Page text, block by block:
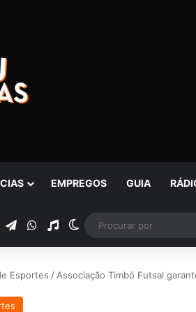
EMPREGOS GUIA
InstagramTelegramWhatsApp
Rádio Switch skin
Esportes / Associação Timbó Futsal